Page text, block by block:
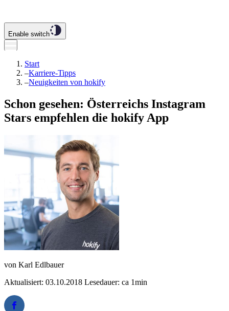
Enable switch
Start
–Karriere-Tipps
–Neuigkeiten von hokify
Schon gesehen: Österreichs Instagram
Stars empfehlen die hokify App
von Karl Edlbauer
Aktualisiert: 03.10.2018 Lesedauer: ca 1min